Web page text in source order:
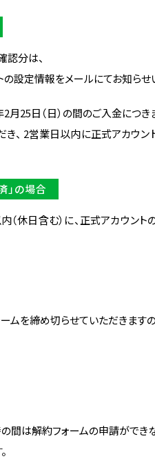
認分は、
設定情報をメールにてお知らせ
25日（日）の間のご入金につき
き、 2営業日以内に正式アカウ
」の場合
（休日含む）に、正式アカウン
ムを締め切らせていただきますの
間は解約フォームの申請ができ